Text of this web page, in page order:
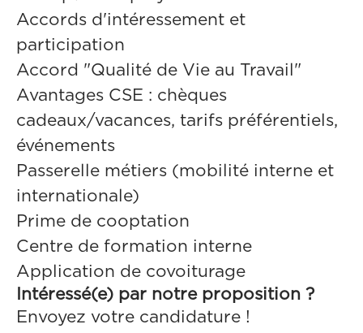
Accords d'intéressement et
participation
Accord "Qualité de Vie au Travail"
Avantages CSE : chèques
cadeaux/vacances, tarifs préférentiels,
événements
Passerelle métiers (mobilité interne et
internationale)
Prime de cooptation
Centre de formation interne
Application de covoiturage
Intéressé(e) par notre proposition ?
Envoyez votre candidature !